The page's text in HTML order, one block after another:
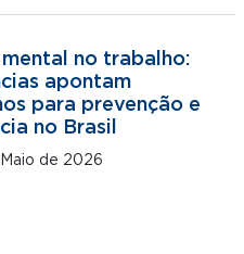
mental no trabalho:
apontam
para prevenção e
no Brasil
de 2026